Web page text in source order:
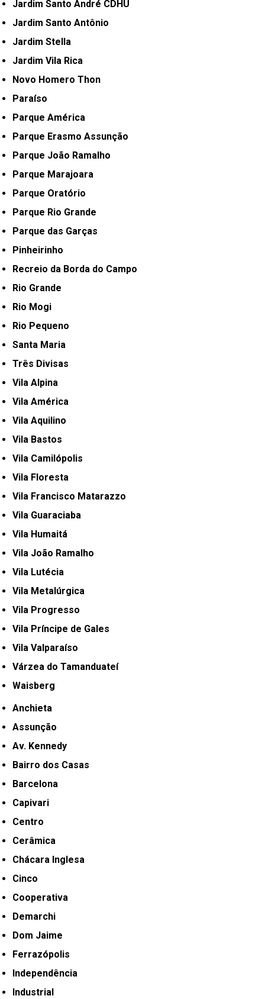
Jardim Santo André CDHU
Jardim Santo Antônio
Jardim Stella
Jardim Vila Rica
Novo Homero Thon
Paraíso
Parque América
Parque Erasmo Assunção
Parque João Ramalho
Parque Marajoara
Parque Oratório
Parque Rio Grande
Parque das Garças
Pinheirinho
Recreio da Borda do Campo
Rio Grande
Rio Mogi
Rio Pequeno
Santa Maria
Três Divisas
Vila Alpina
Vila América
Vila Aquilino
Vila Bastos
Vila Camilópolis
Vila Floresta
Vila Francisco Matarazzo
Vila Guaraciaba
Vila Humaitá
Vila João Ramalho
Vila Lutécia
Vila Metalúrgica
Vila Progresso
Vila Príncipe de Gales
Vila Valparaíso
Várzea do Tamanduateí
Waisberg
Anchieta
Assunção
Av. Kennedy
Bairro dos Casas
Barcelona
Capivari
Centro
Cerâmica
Chácara Inglesa
Cinco
Cooperativa
Demarchi
Dom Jaime
Ferrazópolis
Independência
Industrial